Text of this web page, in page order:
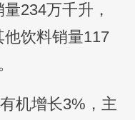
234万千升，
他饮料销量117
机增长3%，主